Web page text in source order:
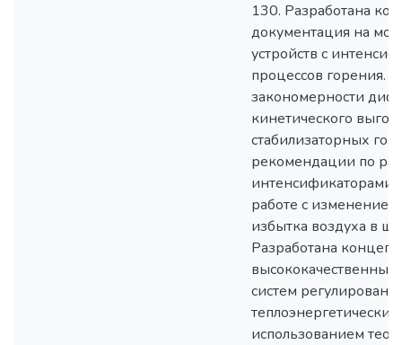
130. Разработана
документация на
устройств с
процессов горения.
закономерности
кинетического
стабилизаторных
рекомендации по
интенсификаторами
работе с
избытка воздуха в
Разработана
высококачественных
систем
использованием